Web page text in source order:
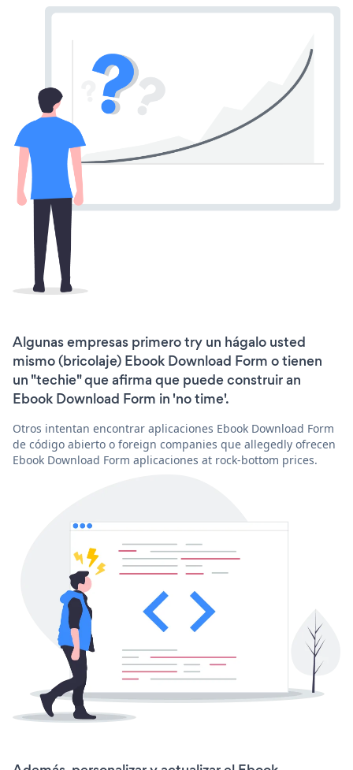
Algunas empresas primero try un hágalo usted
mismo (bricolaje) Ebook Download Form o tienen
un "techie" que afirma que puede construir an
Ebook Download Form in 'no time'.
Otros intentan encontrar aplicaciones Ebook Download Form
de código abierto o foreign companies que allegedly ofrecen
Ebook Download Form aplicaciones at rock-bottom prices.